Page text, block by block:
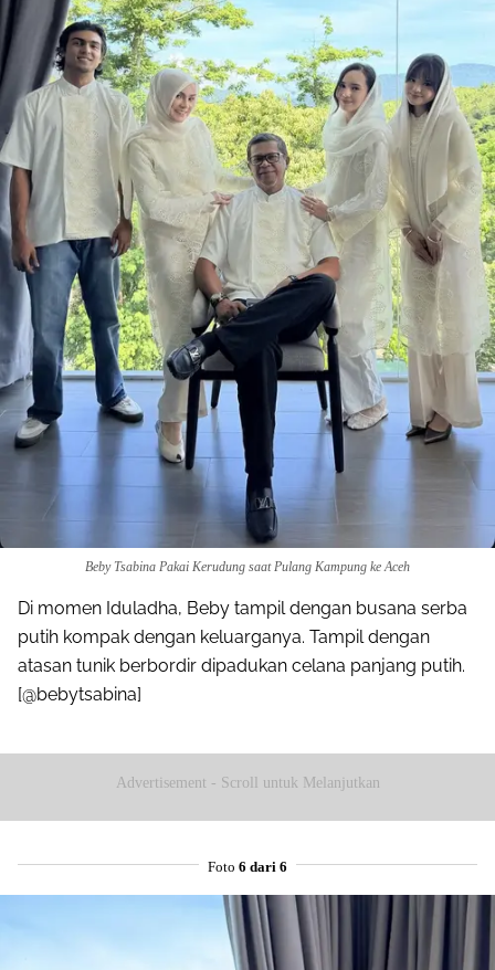
Beby Tsabina Pakai Kerudung saat Pulang Kampung ke Aceh
Di momen Iduladha, Beby tampil dengan busana serba
putih kompak dengan keluarganya. Tampil dengan
atasan tunik berbordir dipadukan celana panjang putih.
[@bebytsabina]
Advertisement - Scroll untuk Melanjutkan
Foto 6 dari 6
Share to others